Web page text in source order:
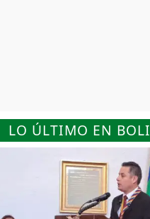
LO ÚLTIMO EN